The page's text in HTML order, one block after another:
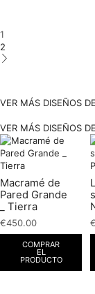
1
2
VER MÁS DISEÑOS
VER MÁS DISEÑOS
Macramé de
Pared Grande
_ Tierra
€450.00
COMPRAR
EL
PRODUCTO
€